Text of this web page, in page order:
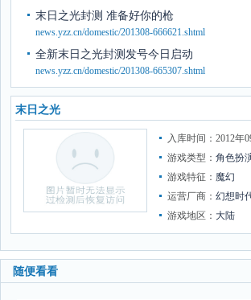
末日之光封测 准备好你的枪
news.yzz.cn/domestic/201308-666621.shtml
全新末日之光封测发号今日启动
news.yzz.cn/domestic/201308-665307.shtml
末日之光
入库时间：2012年
游戏类型： 角色扮
游戏特征： 魔幻
运营厂商： 幻想时
游戏地区： 大陆
随便看看